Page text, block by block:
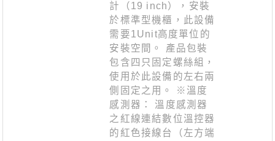
計（19 inch），安裝
於標準型機櫃，此設備
需要1Unit高度單位的
安裝空間。 產品包裝
包含四只固定螺絲組，
使用於此設備的左右兩
側固定之用。 ※溫度
感測器： 溫度感測器
之紅線連結數位溫控器
的紅色接線台（左方端